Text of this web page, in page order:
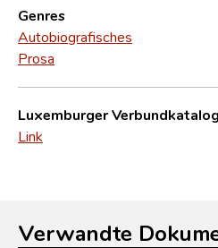
Genres
Autobiografisches
Prosa
Luxemburger Verbundkatalog
Link
Verwandte